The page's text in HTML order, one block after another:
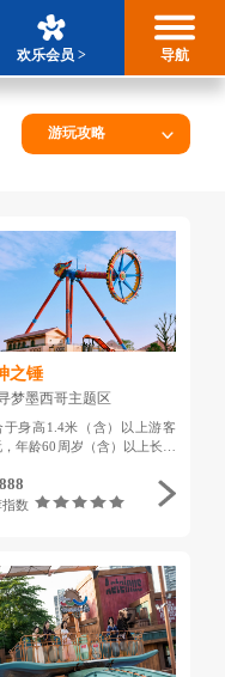
欢乐会员 > 导航
之锤
梦墨西哥主题区
于身高1.4米（含）以上游客
年龄60周岁（含）以上长者
888
指数